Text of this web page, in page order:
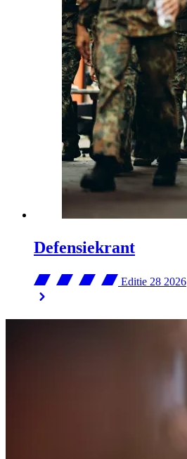
Defensiekrant
Editie 28 2026